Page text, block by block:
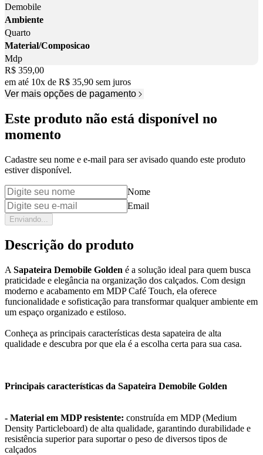
Demobile
Ambiente
Quarto
Material/Composicao
Mdp
Price:
R$ 359,00
em até 10x de R$ 35,90 sem juros
Ver mais opções de pagamento
Este produto não está disponível no
momento
Cadastre seu nome e e-mail para ser avisado quando este produto
estiver disponível.
Nome
Email
Enviando...
Descrição do produto
A Sapateira Demobile Golden é a solução ideal para quem busca
praticidade e elegância na organização dos calçados. Com design
moderno e acabamento em MDP Café Touch, ela oferece
funcionalidade e sofisticação para transformar qualquer ambiente em
um espaço organizado e estiloso.
Conheça as principais características desta sapateira de alta
qualidade e descubra por que ela é a escolha certa para sua casa.
Principais características da Sapateira Demobile Golden
- Material em MDP resistente: construída em MDP (Medium
Density Particleboard) de alta qualidade, garantindo durabilidade e
resistência superior para suportar o peso de diversos tipos de
calçados